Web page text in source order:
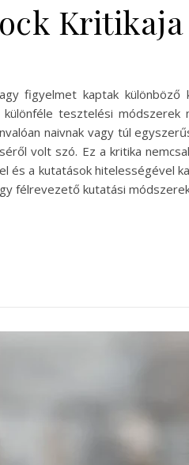
figyelmet kaptak
tesztelési módszerek
naivnak vagy túl
volt szó. Ez a kritika
és a kutatások hitelességével
félrevezető kutatási